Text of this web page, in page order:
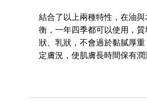
結合了以上兩種特性，在油
衡，一年四季都可以使用，
狀、乳狀，不會過於黏膩厚
定膚況，使肌膚長時間保有潤